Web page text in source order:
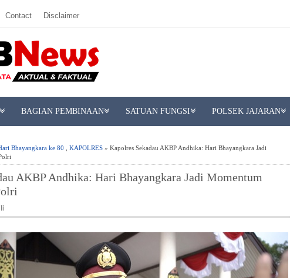
Contact Disclaimer
BAGIAN PEMBINAAN SATUAN FUNGSI POLSEK JAJARAN
Bhayangkara ke 80 KAPOLRES » Kapolres Sekadau AKBP Andhika: Hari Bhayangkara Jadi
AKBP Andhika: Hari Bhayangkara Jadi Momentum